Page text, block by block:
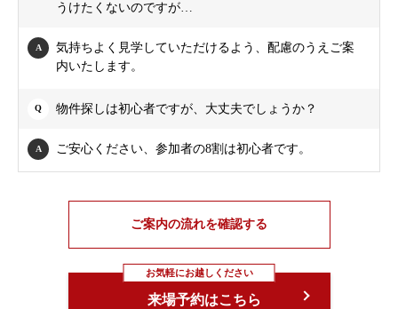
うけたくないのですが…
気持ちよく見学していただけるよう、配慮のうえご案
内いたします。
物件探しは初心者ですが、大丈夫でしょうか？
ご安心ください、参加者の8割は初心者です。
ご案内の流れを確認する
お気軽にお越しください
来場予約はこちら